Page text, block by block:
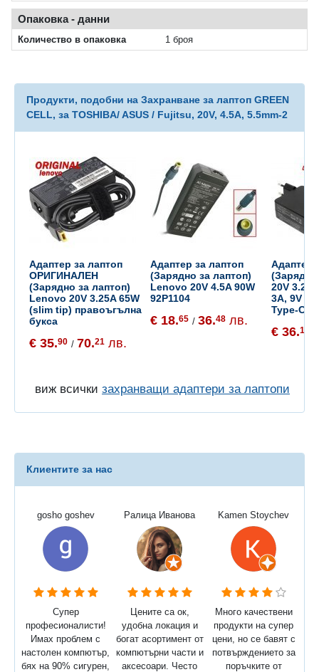
Опаковка - данни
Количество в опаковка 1 броя
Продукти, подобни на Захранване за лаптоп GREEN
CELL, за TOSHIBA/ ASUS / Fujitsu, 20V, 4.5A, 5.5mm-2
Адаптер за лаптоп
ОРИГИНАЛЕН
(Зарядно за лаптоп)
Lenovo 20V 3.25A 65W
(slim tip) правоъгълна
букса
€ 35.90 / 70.21 лв.
Адаптер за лаптоп
(Зарядно за лаптоп)
Lenovo 20V 4.5A 90W
92P1104
€ 18.65 / 36.48 лв.
Адаптер
(Зарядно
20V
3A, 9V
Type-C
€ 36.16
виж всички захранващи адаптери за лаптопи
Клиентите за нас
gosho goshev
Супер
професионалисти!
Имах проблем с
настолен компютър,
бях на 90% сигурен,
Ралица Иванова
Цените са ок,
удобна локация и
богат асортимент от
компютърни части и
аксесоари. Често
Kamen Stoychev
Много качествени
продукти на супер
цени, но се бавят с
потвърждението за
поръчките от